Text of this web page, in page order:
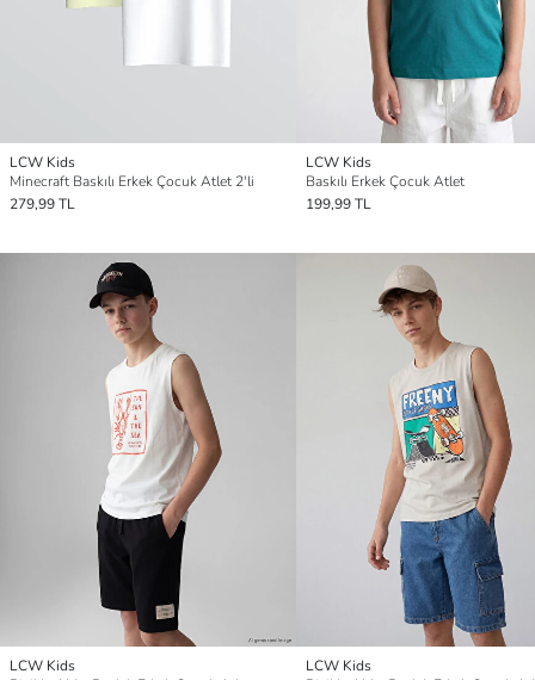
LCW Kids
Minecraft Baskılı Erkek Çocuk Atlet 2'li
279,99 TL
LCW Kids
Baskılı Erkek Çocuk Atlet
199,99 TL
LCW Kids
LCW Kids